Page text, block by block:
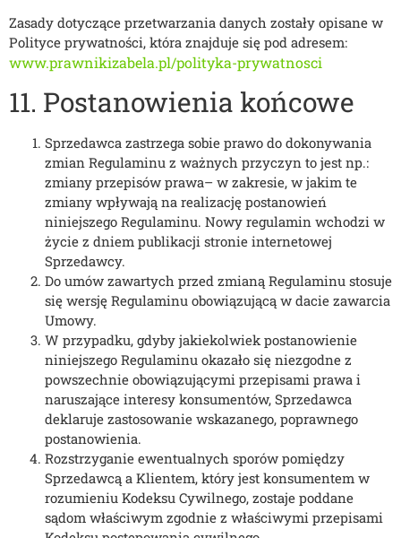
Zasady dotyczące przetwarzania danych zostały opisane w
Polityce prywatności, która znajduje się pod adresem:
www.prawnikizabela.pl/polityka-prywatnosci
11. Postanowienia końcowe
Sprzedawca zastrzega sobie prawo do dokonywania
zmian Regulaminu z ważnych przyczyn to jest np.:
zmiany przepisów prawa– w zakresie, w jakim te
zmiany wpływają na realizację postanowień
niniejszego Regulaminu. Nowy regulamin wchodzi w
życie z dniem publikacji stronie internetowej
Sprzedawcy.
Do umów zawartych przed zmianą Regulaminu stosuje
się wersję Regulaminu obowiązującą w dacie zawarcia
Umowy.
W przypadku, gdyby jakiekolwiek postanowienie
niniejszego Regulaminu okazało się niezgodne z
powszechnie obowiązującymi przepisami prawa i
naruszające interesy konsumentów, Sprzedawca
deklaruje zastosowanie wskazanego, poprawnego
postanowienia.
Rozstrzyganie ewentualnych sporów pomiędzy
Sprzedawcą a Klientem, który jest konsumentem w
rozumieniu Kodeksu Cywilnego, zostaje poddane
sądom właściwym zgodnie z właściwymi przepisami